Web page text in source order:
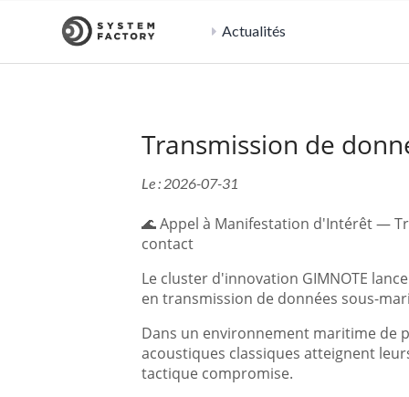
Actualités
Transmission de
Le : 2026-07-31
🌊 Appel à Manifestation d'Intérêt —
contact
Le cluster d'innovation GIMNOTE
en transmission de données sous-
Dans un environnement maritime de
acoustiques classiques atteignent
tactique compromise.